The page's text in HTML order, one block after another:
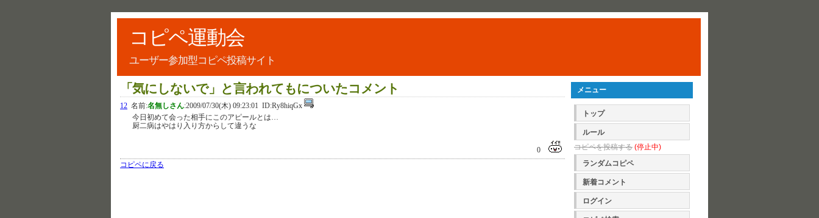
コピペ運動会
ユーザー参加型コピペ投稿サイト
「気にしないで」と言われてもについたコメント
12 名前:名無しさん:2009/07/30(木) 09:23:01 ID:Ry8hiqGx
今日初めて会った相手にこのアピールとは…
厨二病はやはり入り方からして違うな
0
コピペに戻る
メニュー
トップ
ルール
コピペを投稿する (停止中)
ランダムコピペ
新着コメント
ログイン